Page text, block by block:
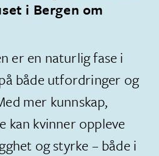
i Bergen om
er en naturlig fase i
både utfordringer og
mer kunnskap,
kan kvinner oppleve
og styrke – både i